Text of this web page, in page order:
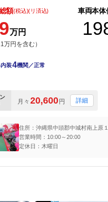
額(税込)(リ済込)
万円
万円を含む）
車両本体
内装4機関／正常
月々 20,600円 詳細
住所：沖縄県中頭郡中城村南上原
営業時間：10:00～20:00
定休日：木曜日